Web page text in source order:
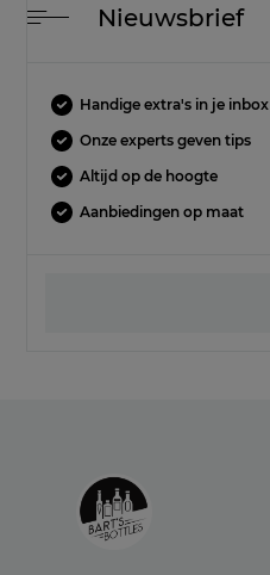
Nieuwsbrief
Handige extra's in je inbox
Onze experts geven tips
Altijd op de hoogte
Aanbiedingen op maat